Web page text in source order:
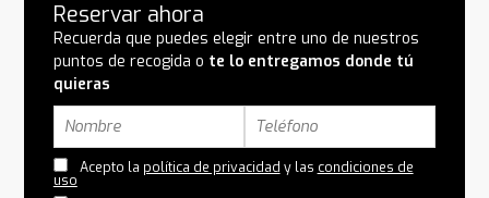
Reservar ahora
Recuerda que puedes elegir entre uno de nuestros
puntos de recogida o te lo entregamos donde tú
quieras
Acepto la política de privacidad y las condiciones de
uso